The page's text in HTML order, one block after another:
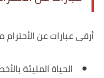
أرقى عبارات عن
الحياة المليئة